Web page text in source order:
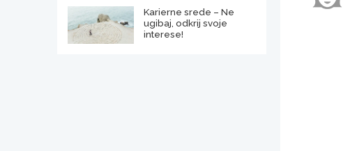
Karierne srede – Ne
ugibaj, odkrij svoje
interese!